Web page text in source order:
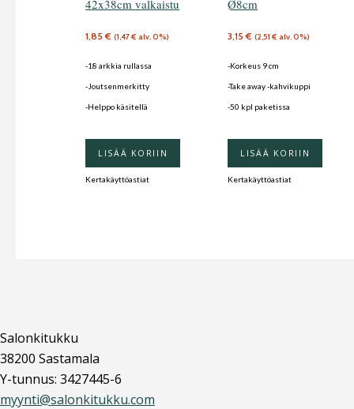
42x38cm valkaistu
1,85€ (1,47€ alv. 0%)
-18 arkkia rullassa
-Joutsenmerkitty
-Helppo käsitellä
LISÄÄ KORIIN
Kertakäyttöastiat
Ø8cm
3,15€ (2,51 € alv. 0%)
-Korkeus 9 cm
-Take away -kahvikuppi
-50 kpl paketissa
LISÄÄ KORIIN
Kertakäyttöastiat
Salonkitukku
38200 Sastamala
Y-tunnus: 3427445-6
myynti@salonkitukku.com